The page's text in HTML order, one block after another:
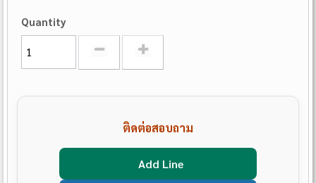
Quantity
ติดต่อสอบถาม
Add Line